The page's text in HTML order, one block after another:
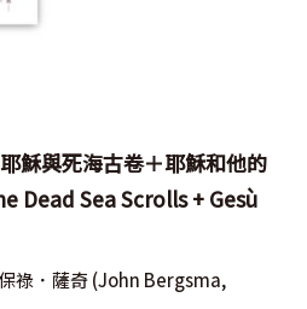
穌與死海古卷＋耶穌和他的
Dead Sea Scrolls + Gesù
祿．薩奇 (John Bergsma,